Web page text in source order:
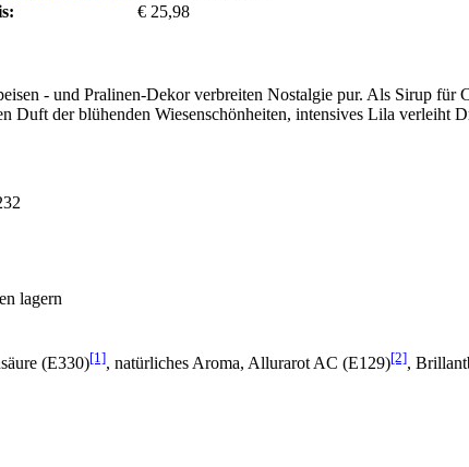
€ 25,98
- und Pralinen-Dekor verbreiten Nostalgie pur. Als Sirup
Duft der blühenden Wiesenschönheiten, intensives Lila verleiht
lagern
(E330)[1], natürliches Aroma, Allurarot AC (E129)[2],